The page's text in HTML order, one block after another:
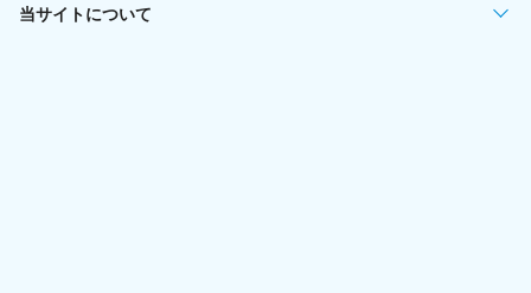
当サイトについて